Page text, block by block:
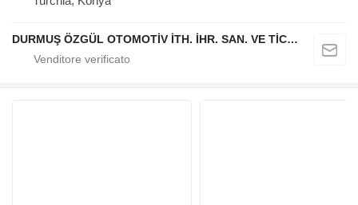
DURMUŞ ÖZGÜL OTOMOTİV İTH. İHR. SAN. VE TİC. A.Ş